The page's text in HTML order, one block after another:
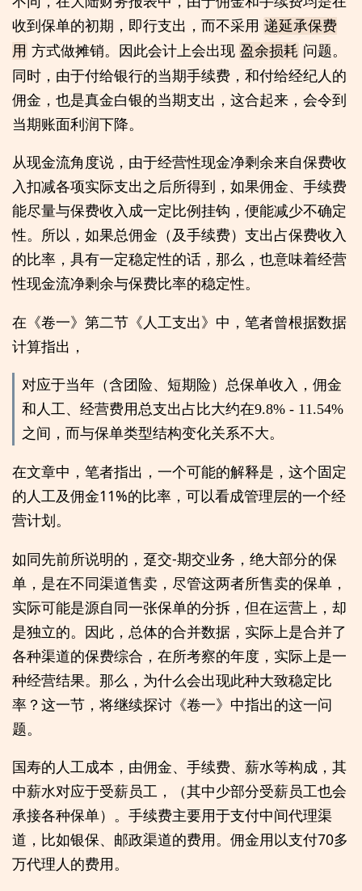
收到保单的初期，即行支出，而不采用 递延承保费
用 方式做摊销。因此会计上会出现 盈余损耗 问题。
同时，由于付给银行的当期手续费，和付给经纪人的
佣金，也是真金白银的当期支出，这合起来，会令到
当期账面利润下降。
从现金流角度说，由于经营性现金净剩余来自保费收
入扣减各项实际支出之后所得到，如果佣金、手续费
能尽量与保费收入成一定比例挂钩，便能减少不确定
性。所以，如果总佣金（及手续费）支出占保费收入
的比率，具有一定稳定性的话，那么，也意味着经营
性现金流净剩余与保费比率的稳定性。
在《卷一》第二节《人工支出》中，笔者曾根据数据
计算指出，
对应于当年（含团险、短期险）总保单收入，佣金
和人工、经营费用总支出占比大约在9.8% - 11.54%
之间，而与保单类型结构变化关系不大。
在文章中，笔者指出，一个可能的解释是，这个固定
的人工及佣金11%的比率，可以看成管理层的一个经
营计划。
如同先前所说明的，趸交-期交业务，绝大部分的保
单，是在不同渠道售卖，尽管这两者所售卖的保单，
实际可能是源自同一张保单的分拆，但在运营上，却
是独立的。因此，总体的合并数据，实际上是合并了
各种渠道的保费综合，在所考察的年度，实际上是一
种经营结果。那么，为什么会出现此种大致稳定比
率？这一节，将继续探讨《卷一》中指出的这一问
题。
国寿的人工成本，由佣金、手续费、薪水等构成，其
中薪水对应于受薪员工，（其中少部分受薪员工也会
承接各种保单）。手续费主要用于支付中间代理渠
道，比如银保、邮政渠道的费用。佣金用以支付70多
万代理人的费用。